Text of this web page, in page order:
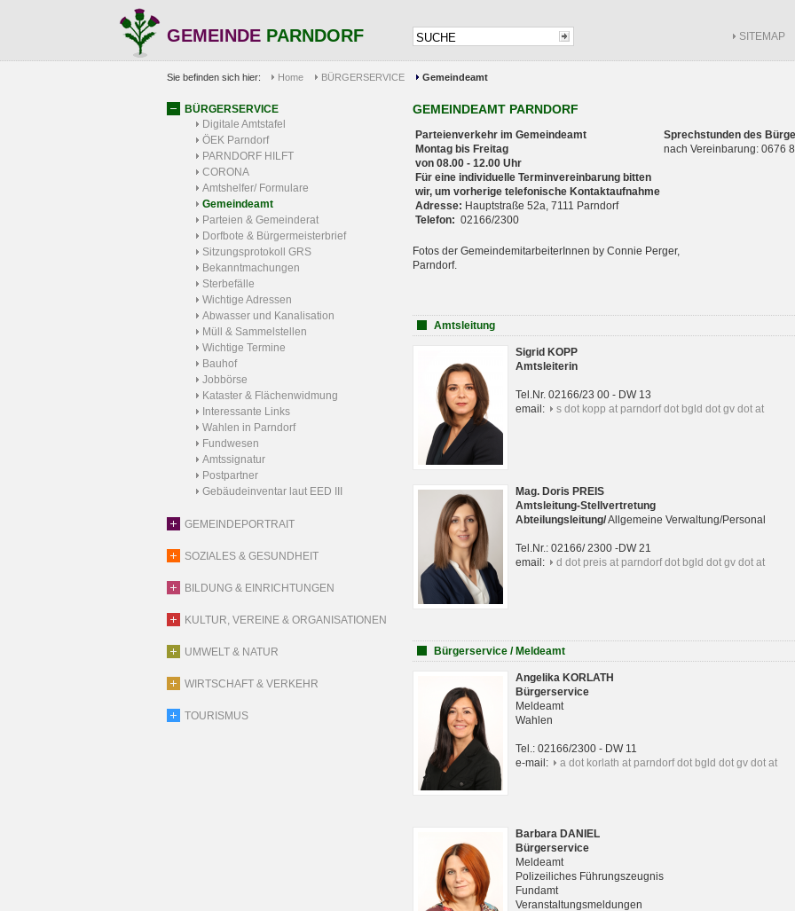
GEMEINDE PARNDORF SITEMAP
Sie befinden sich hier: Home BÜRGERSERVICE Gemeindeamt
BÜRGERSERVICE
Digitale Amtstafel
ÖEK Parndorf
PARNDORF HILFT
CORONA
Amtshelfer/ Formulare
Gemeindeamt
Parteien & Gemeinderat
Dorfbote & Bürgermeisterbrief
Sitzungsprotokoll GRS
Bekanntmachungen
Sterbefälle
Wichtige Adressen
Abwasser und Kanalisation
Müll & Sammelstellen
Wichtige Termine
Bauhof
Jobbörse
Kataster & Flächenwidmung
Interessante Links
Wahlen in Parndorf
Fundwesen
Amtssignatur
Postpartner
Gebäudeinventar laut EED III
GEMEINDEPORTRAIT
SOZIALES & GESUNDHEIT
BILDUNG & EINRICHTUNGEN
KULTUR, VEREINE & ORGANISATIONEN
UMWELT & NATUR
WIRTSCHAFT & VERKEHR
TOURISMUS
GEMEINDEAMT PARNDORF
Parteienverkehr im Gemeindeamt
Montag bis Freitag
von 08.00 - 12.00 Uhr
Für eine individuelle Terminvereinbarung bitten
wir, um vorherige telefonische Kontaktaufnahme
Adresse: Hauptstraße 52a, 7111 Parndorf
Telefon: 02166/2300
Sprechstunden des
nach Vereinbarung: 0676
Fotos der GemeindemitarbeiterInnen by Connie Perger,
Parndorf.
Amtsleitung
Sigrid KOPP
Amtsleiterin
Tel.Nr. 02166/23 00 - DW 13
email:
s dot kopp at parndorf dot bgld dot gv dot at
Mag. Doris PREIS
Amtsleitung-Stellvertretung
Abteilungsleitung/Allgemeine Verwaltung/Personal
Tel.Nr.: 02166/ 2300 -DW 21
email:
d dot preis at parndorf dot bgld dot gv dot at
Bürgerservice / Meldeamt
Angelika KORLATH
Bürgerservice
Meldeamt
Wahlen
Tel.: 02166/2300 - DW 11
e-mail:
a dot korlath at parndorf dot bgld dot gv dot at
Barbara DANIEL
Bürgerservice
Meldeamt
Polizeiliches Führungszeugnis
Fundamt
Veranstaltungsmeldungen